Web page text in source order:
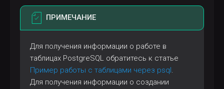
ПРИМЕЧАНИЕ
Для получения информации о работе в
таблицах PostgreSQL обратитесь к статье
Пример работы с таблицами через psql.
Для получения информации о создании